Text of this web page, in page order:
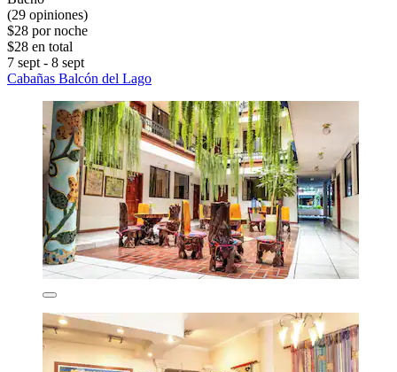
(29 opiniones)
$28 por noche
$28 en total
7 sept - 8 sept
Cabañas Balcón del Lago